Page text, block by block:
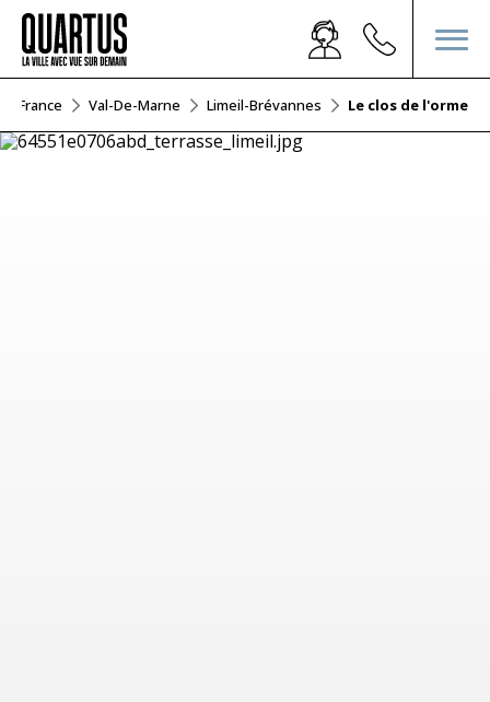
France Val-De-Marne Limeil-Brévannes Le clos de l'orme